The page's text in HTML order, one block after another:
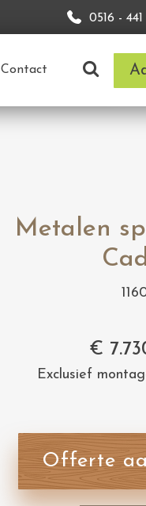
0516 - 441
Contact
Metalen
€
Exclusief
Offerte